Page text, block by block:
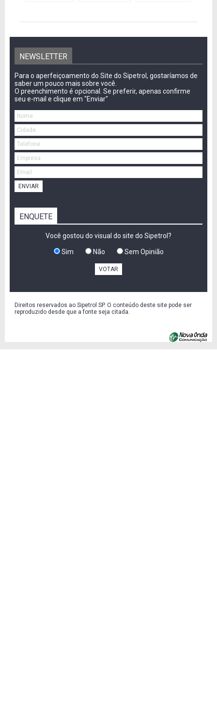
NEWSLETTER
Para o aperfeiçoamento do Site do Sipetrol, gostaríamos de
saber um pouco mais sobre você.
O preenchimento é opcional. Se preferir, apenas confirme
seu e-mail e clique em "Enviar"
ENVIAR
ENQUETE
Você gostou do visual do site do Sipetrol?
Sim Não Sem Opinião
VOTAR
Direitos reservados ao Sipetrol SP. O conteúdo deste site pode ser
reproduzido desde que a fonte seja citada.